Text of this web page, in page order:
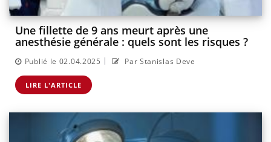
Une fillette de 9 ans meurt après une
anesthésie générale : quels sont les risques ?
Publié le 02.04.2025 | Par Stanislas Deve
LIRE L'ARTICLE